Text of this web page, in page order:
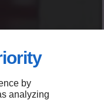
by
analyzing